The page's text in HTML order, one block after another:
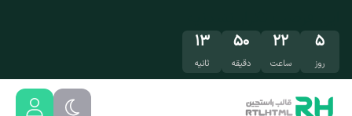
۵
روز
۲۲
ساعت
۵۰
دقیقه
۱۲
ثانیه